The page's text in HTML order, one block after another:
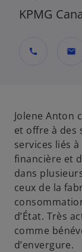
KPMG
call mail
Jolene Anton
et offre à des
services liés
financière et
dans
ceux de la
d’État. Très
comme
d’envergure.